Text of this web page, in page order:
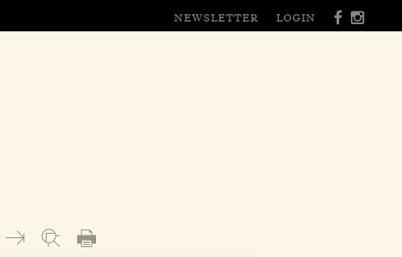
NEWSLETTER LOGIN